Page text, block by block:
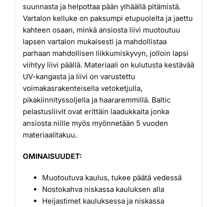
suunnasta ja helpottaa pään ylhäällä pitämistä.
Vartalon kelluke on paksumpi etupuolelta ja jaettu
kahteen osaan, minkä ansiosta liivi muotoutuu
lapsen vartalon mukaisesti ja mahdollistaa
parhaan mahdollisen liikkumiskyvyn, jolloin lapsi
viihtyy liivi päällä. Materiaali on kulutusta kestävää
UV-kangasta ja liivi on varustettu
voimakasrakenteisella vetoketjulla,
pikakiinnityssoljella ja haararemmillä. Baltic
pelastusliivit ovat erittäin laadukkaita jonka
ansiosta niille myös myönnetään 5 vuoden
materiaalitakuu.
OMINAISUUDET:
Muotoutuva kaulus, tukee päätä vedessä
Nostokahva niskassa kauluksen alla
Heijastimet kauluksessa ja niskassa